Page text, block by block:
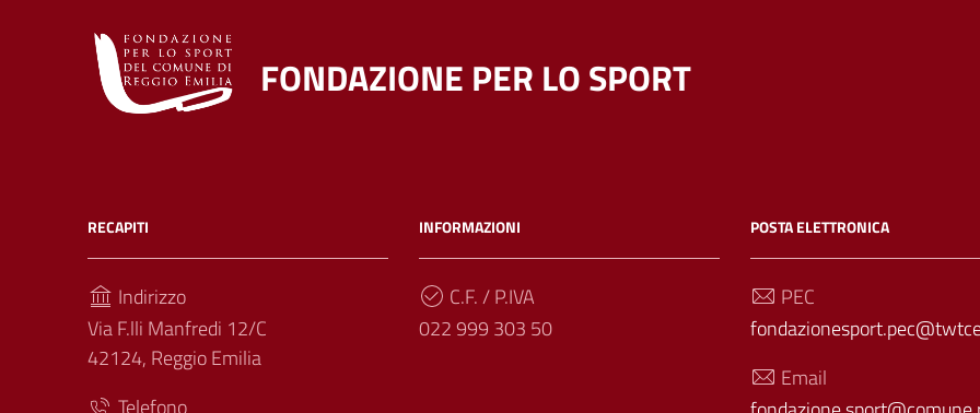
FONDAZIONE PER LO SPORT
RECAPITI
Indirizzo
Via F.lli Manfredi 12/C
42124, Reggio Emilia
Telefono
INFORMAZIONI
C.F. / P.IVA
022 999 303 50
POSTA ELETTRONICA
PEC
Email